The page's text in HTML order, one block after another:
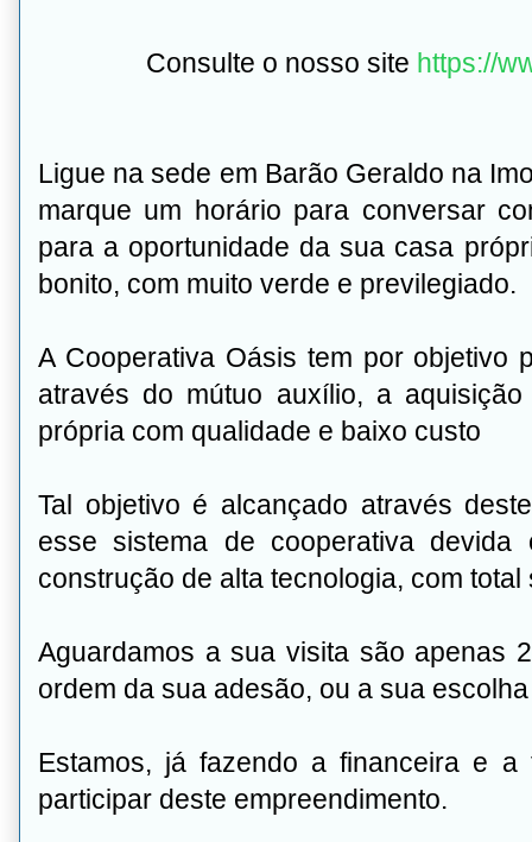
Consulte o nosso site https://
Ligue na sede em Barão Geraldo na
marque um horário para conversar
para a oportunidade da sua casa
bonito, com muito verde e previlegiado.
A Cooperativa Oásis tem por objetivo
através do mútuo auxílio, a
própria com qualidade e baixo custo
Tal objetivo é alcançado através
esse sistema de cooperativa
construção de alta tecnologia, com total
Aguardamos a sua visita são apenas
ordem da sua adesão, ou a sua
Estamos, já fazendo a financeira e
participar deste empreendimento.